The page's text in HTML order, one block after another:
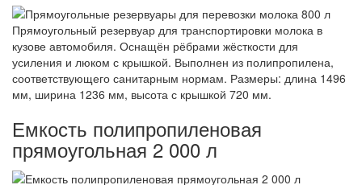
Прямоугольный резервуар для транспортировки молока в
кузове автомобиля. Оснащён рёбрами жёсткости для
усиления и люком с крышкой. Выполнен из полипропилена,
соответствующего санитарным нормам. Размеры: длина 1496
мм, ширина 1236 мм, высота с крышкой 720 мм.
Емкость полипропиленовая
прямоугольная 2 000 л